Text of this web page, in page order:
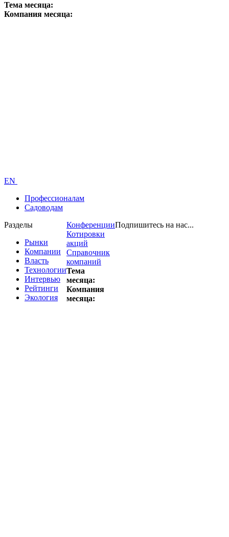
Тема месяца:
Компания месяца:
EN
Профессионалам
Садоводам
Разделы
Рынки
Компании
Власть
Технологии
Интервью
Рейтинги
Экология
Конференции
Котировки
акций
Справочник
компаний
Тема
месяца:
Компания
месяца:
Подпишитесь на нас...